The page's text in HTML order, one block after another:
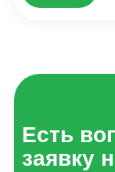
Есть
заявку